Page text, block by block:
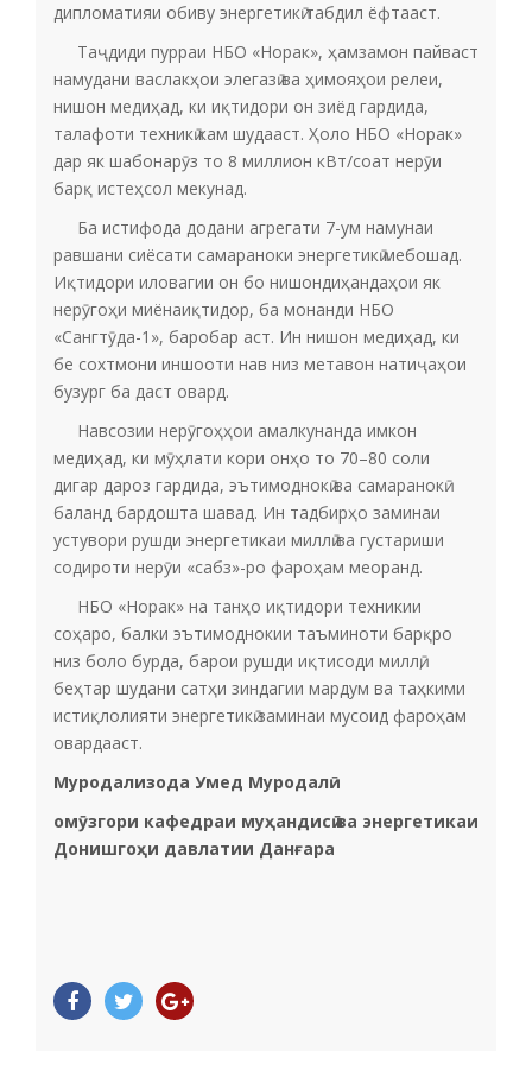
дипломатияи обиву энергетикӣ табдил ёфтааст.
Таҷдиди пурраи НБО «Норак», ҳамзамон пайваст
намудани васлакҳои элегазӣ ва ҳимояҳои релеи,
нишон медиҳад, ки иқтидори он зиёд гардида,
талафоти техникӣ кам шудааст. Ҳоло НБО «Норак»
дар як шабонарӯз то 8 миллион кВт/соат нерӯи
барқ истеҳсол мекунад.
Ба истифода додани агрегати 7-ум намунаи
равшани сиёсати самараноки энергетикӣ мебошад.
Иқтидори иловагии он бо нишондиҳандаҳои як
нерӯгоҳи миёнаиқтидор, ба монанди НБО
«Сангтӯда-1», баробар аст. Ин нишон медиҳад, ки
бе сохтмони иншооти нав низ метавон натиҷаҳои
бузург ба даст овард.
Навсозии нерӯгоҳҳои амалкунанда имкон
медиҳад, ки мӯҳлати кори онҳо то 70–80 соли
дигар дароз гардида, эътимоднокӣ ва самаранокӣ
баланд бардошта шавад. Ин тадбирҳо заминаи
устувори рушди энергетикаи миллӣ ва густариши
содироти нерӯи «сабз»-ро фароҳам меоранд.
НБО «Норак» на танҳо иқтидори техникии
соҳаро, балки эътимоднокии таъминоти барқро
низ боло бурда, барои рушди иқтисоди миллӣ,
беҳтар шудани сатҳи зиндагии мардум ва таҳкими
истиқлолияти энергетикӣ заминаи мусоид фароҳам
овардааст.
Муродализода Умед Муродалӣ
омӯзгори кафедраи муҳандисӣ ва энергетикаи
Донишгоҳи давлатии Данғара